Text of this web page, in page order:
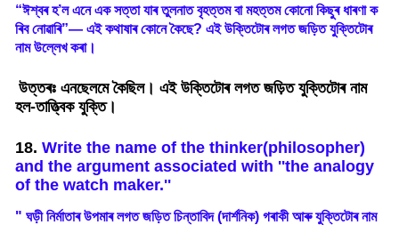
“ঈশ্বৰ হ’ল এনে এক সত্তা যাৰ তুলনাত বৃহত্তম বা মহত্তম কোনো কিছুৰ ধাৰণা ক
ৰিবনোৱাৰি”— এই কথাষাৰ কোনে কৈছে? এই উক্তিটোৰ লগত জড়িত যুক্তিটোৰ
নাম উল্লেখকৰা।
উত্তৰঃ এনছেলমে কৈছিল। এই উক্তিটোৰ লগত জড়িত যুক্তিটোৰ নাম
হল-তাত্ত্বিক যুক্তি।
18. Write the name of the thinker(philosopher)
and the argument associated with ''the analogy
of the watch maker.''
" ঘড়ী নিৰ্মাতাৰ উপমাৰ লগত জড়িত চিন্তাবিদ(দার্শনিক) গৰাকী আৰু যুক্তিটোৰ নাম